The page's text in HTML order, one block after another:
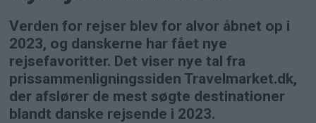
Verden for rejser blev for alvor åbnet op i
2023, og danskerne har fået nye
rejsefavoritter. Det viser nye tal fra
prissammenligningssiden Travelmarket.dk,
der afslører de mest søgte destinationer
blandt danske rejsende i 2023.